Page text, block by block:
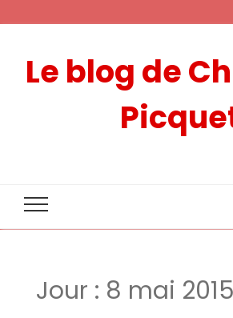
Le blog de
Jour : 8 mai 2015